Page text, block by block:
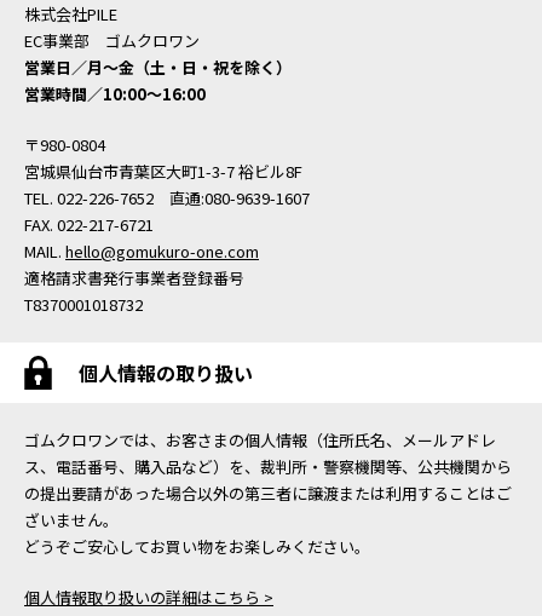
株式会社PILE
EC事業部 ゴムクロワン
営業日／月〜金（土・日・祝を除く）
営業時間／10:00〜16:00
〒980-0804
宮城県仙台市青葉区大町1-3-7 裕ビル8F
TEL. 022-226-7652 直通:080-9639-1607
FAX. 022-217-6721
MAIL. hello@gomukuro-one.com
適格請求書発行事業者登録番号
T8370001018732
個人情報の取り扱い
ゴムクロワンでは、お客さまの個人情報（住所氏名、メールアドレ
ス、電話番号、購入品など）を、裁判所・警察機関等、公共機関から
の提出要請があった場合以外の第三者に譲渡または利用することはご
ざいません。
どうぞご安心してお買い物をお楽しみください。
個人情報取り扱いの詳細はこちら >